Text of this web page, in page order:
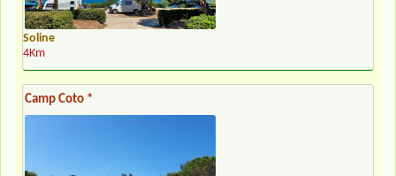
Soline
4Km
Camp Coto *